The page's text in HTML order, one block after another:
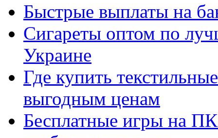
Быстрые выплаты на
Сигареты оптом по
Украине
Где купить
выгодным ценам
Бесплатные игры на